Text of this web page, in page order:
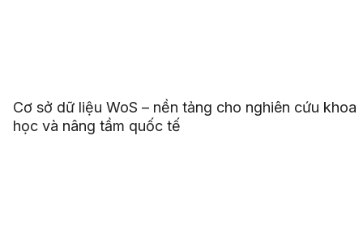
Cơ sở dữ liệu WoS – nền tảng cho nghiên cứu khoa
học và nâng tầm quốc tế